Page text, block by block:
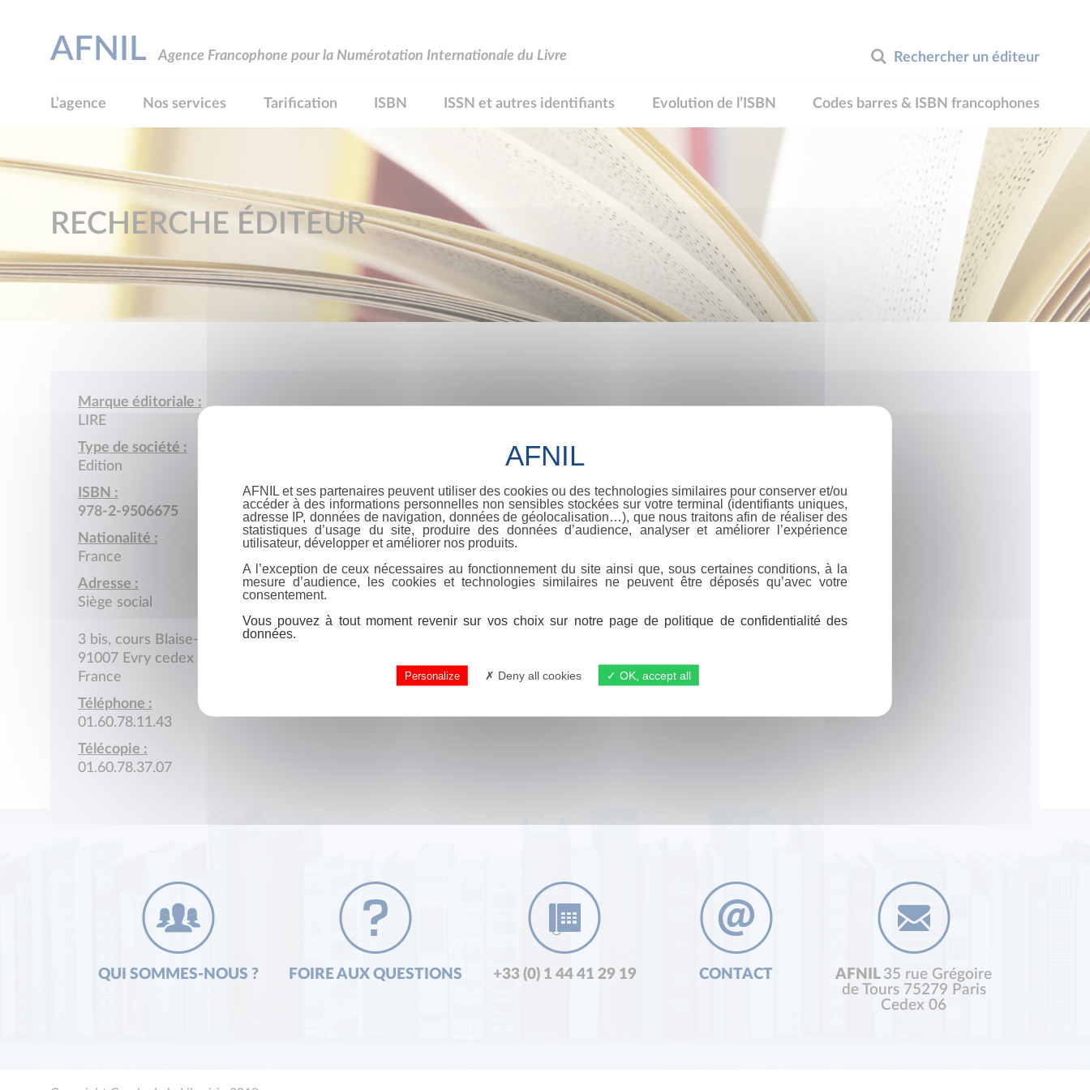
Rechercher un éditeur
AFNIL Agence Francophone pour la Numérotation Internationale du Livre
L’agence Nos services Tarification ISBN ISSN et autres identifiants Evolution de l’ISBN Codes barres & ISBN francophones
RECHERCHE ÉDITEUR
Marque éditoriale :
LIRE
Type de société :
Edition
ISBN :
978-2-9506675
Nationalité :
France
Adresse :
Siège social
3 bis, cours Blaise-Pascal, BP 224
91007 Evry cedex
France
Téléphone :
01.60.78.11.43
Télécopie :
01.60.78.37.07
QUI SOMMES-NOUS ? FOIRE AUX QUESTIONS +33 (0) 1 44 41 29 19 CONTACT AFNIL 35 rue Grégoire
de Tours 75279 Paris
Cedex 06
AFNIL et ses partenaires peuvent utiliser des cookies ou des technologies similaires pour conserver et/ou
accéder à des informations personnelles non sensibles stockées sur votre terminal (identifiants uniques,
adresse IP, données de navigation, données de géolocalisation…), que nous traitons afin de réaliser des
statistiques d’usage du site, produire des données d’audience, analyser et améliorer l’expérience
utilisateur, développer et améliorer nos produits.
A l’exception de ceux nécessaires au fonctionnement du site ainsi que, sous certaines conditions, à la
mesure d’audience, les cookies et technologies similaires ne peuvent être déposés qu’avec votre
consentement.
Vous pouvez à tout moment revenir sur vos choix sur notre page de politique de confidentialité des
données.
Personalize Deny all cookies OK, accept all